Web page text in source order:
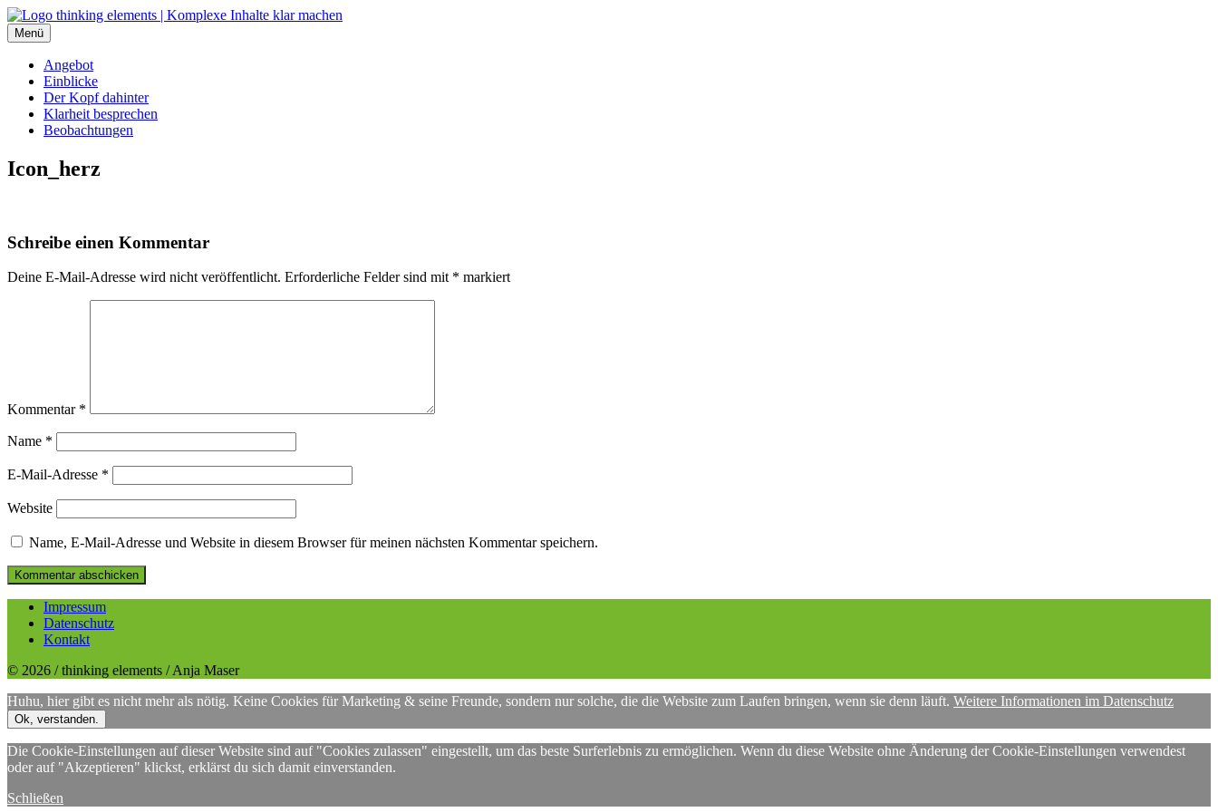
Inhalte
überspringen
thinking elements
Menü
Angebot
Einblicke
Der Kopf dahinter
Klarheit besprechen
Beobachtungen
Icon_herz
Schreibe einen Kommentar
Deine E-Mail-Adresse wird nicht veröffentlicht. Erforderliche Felder sind mit * markiert
Kommentar *
Name *
E-Mail-Adresse *
Website
Name, E-Mail-Adresse und Website in diesem Browser für meinen nächsten Kommentar speichern.
Impressum
Datenschutz
Kontakt
© 2026 / thinking elements / Anja Maser
Huhu, hier gibt es nicht mehr als nötig. Keine Cookies für Marketing & seine Freunde, sondern nur solche, die die Website zum Laufen bringen, wenn sie denn läuft. Weitere Informationen im Datenschutz
Ok, verstanden.
Die Cookie-Einstellungen auf dieser Website sind auf "Cookies zulassen" eingestellt, um das beste Surferlebnis zu ermöglichen. Wenn du diese Website ohne Änderung der Cookie-Einstellungen verwendest
oder auf "Akzeptieren" klickst, erklärst du sich damit einverstanden.
Schließen